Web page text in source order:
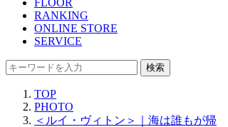
RANKING
ONLINE STORE
SERVICE
検索
TOP
PHOTO
＜ルイ・ヴィトン＞｜海は誰もが帰